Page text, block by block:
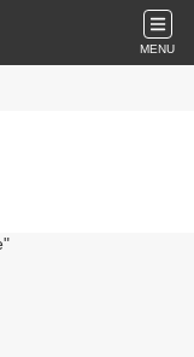
MENU